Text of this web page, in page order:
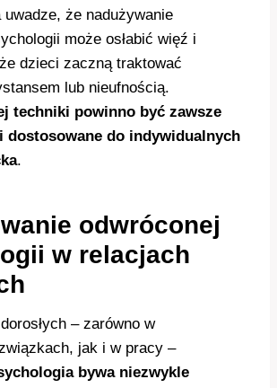
uwadze, że nadużywanie
może osłabić więź i
dzieci zaczną traktować
lub nieufnością.
techniki powinno być zawsze
dostosowane do indywidualnych
.
odwróconej
w relacjach
– zarówno w
jak i w pracy –
bywa niezwykle